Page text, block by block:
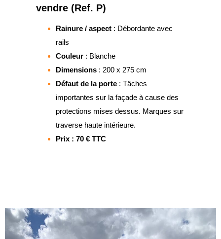
vendre (Ref. P)
Rainure / aspect: Débordante avec
rails
Couleur: Blanche
Dimensions: 200 x 275 cm
Défaut de la porte: Tâches
importantes sur la façade à cause des
protections mises dessus. Marques sur
traverse haute intérieure.
Prix : 70 € TTC